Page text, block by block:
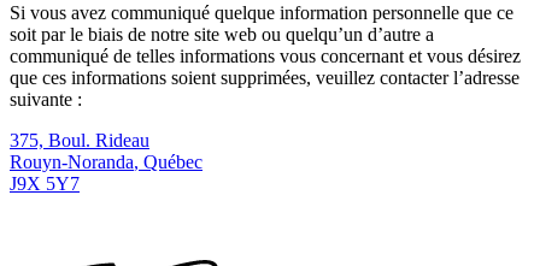
Si vous avez communiqué quelque information personnelle que ce
soit par le biais de notre site web ou quelqu’un d’autre a
communiqué de telles informations vous concernant et vous désirez
que ces informations soient supprimées, veuillez contacter l’adresse
suivante :
375, Boul. Rideau
Rouyn-Noranda, Québec
J9X 5Y7